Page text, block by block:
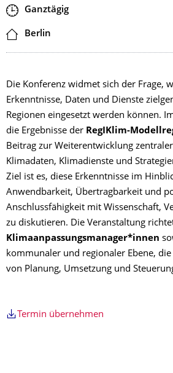
Zeit
Ganztägig
Ort
Berlin
Die Konferenz widmet sich der Frage,
Erkenntnisse, Daten und Dienste
Regionen eingesetzt werden können.
die Ergebnisse der RegIKlim-
Beitrag zur Weiterentwicklung
Klimadaten, Klimadienste und
Ziel ist es, diese Erkenntnisse im
Anwendbarkeit, Übertragbarkeit und
Anschlussfähigkeit mit Wissenschaft,
zu diskutieren. Die Veranstaltung
Klimaanpassungsmanager*innen
kommunaler und regionaler Ebene,
von Planung, Umsetzung und
Termin übernehmen